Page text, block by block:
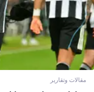
مقالات وتقارير